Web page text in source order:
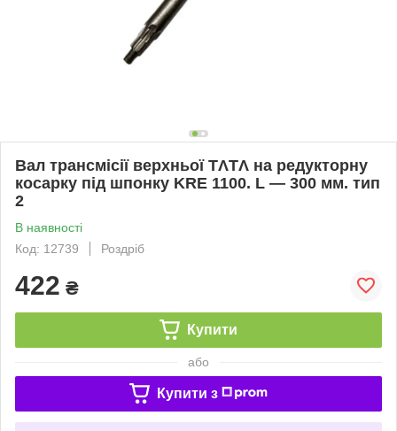
Вал трансмісії верхньої TΛTΛ на редукторну
косарку під шпонку KRE 1100. L — 300 мм. тип
2
В наявності
Код: 12739
Роздріб
422 ₴
Купити
або
Купити з